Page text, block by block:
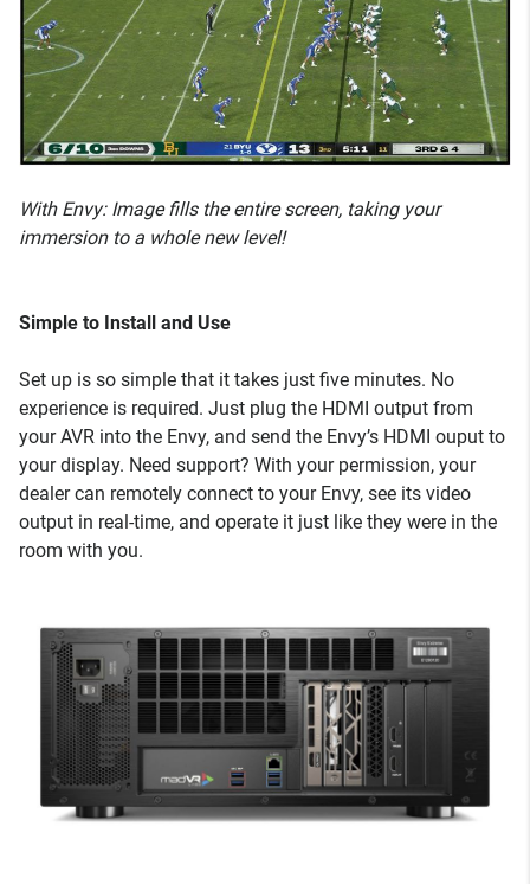
With Envy: Image fills the entire screen, taking your
immersion to a whole new level!
Simple to Install and Use
Set up is so simple that it takes just five minutes. No
experience is required. Just plug the HDMI output from
your AVR into the Envy, and send the Envy’s HDMI ouput to
your display. Need support? With your permission, your
dealer can remotely connect to your Envy, see its video
output in real-time, and operate it just like they were in the
room with you.